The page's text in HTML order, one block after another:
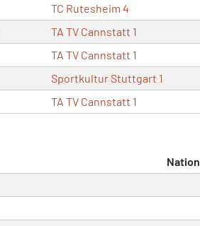
TC Rutesheim 4
TA TV Cannstatt 1
TA TV Cannstatt 1
Sportkultur Stuttgart 1
TA TV Cannstatt 1
Nation